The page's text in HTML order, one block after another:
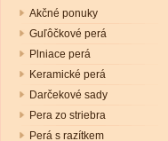
Akčné ponuky
Guľôčkové perá
Plniace perá
Keramické perá
Darčekové sady
Pera zo striebra
Perá s razítkem